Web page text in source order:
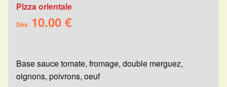
Pizza orientale
Dès 10.00 €
Base sauce tomate, fromage, double merguez,
oignons, poivrons, oeuf